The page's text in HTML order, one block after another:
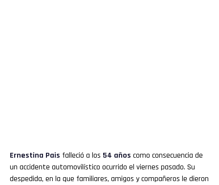
Ernestina Pais falleció a los 54 años como consecuencia de
un accidente automovilístico ocurrido el viernes pasado. Su
despedida, en la que familiares, amigos y compañeros le dieron